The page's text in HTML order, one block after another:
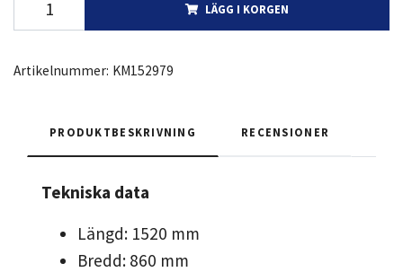
LÄGG I KORGEN
Artikelnummer: KM152979
PRODUKTBESKRIVNING RECENSIONER
Tekniska data
Längd: 1520 mm
Bredd: 860 mm